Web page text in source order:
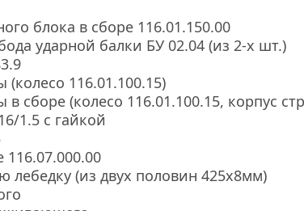
блока в сборе 116.01.150.00
ударной балки БУ 02.04 (из 2-х шт.)
(колесо 116.01.100.15)
в сборе (колесо 116.01.100.15, корпус
1.5 с гайкой
116.07.000.00
лебедку (из двух половин 425х8мм)